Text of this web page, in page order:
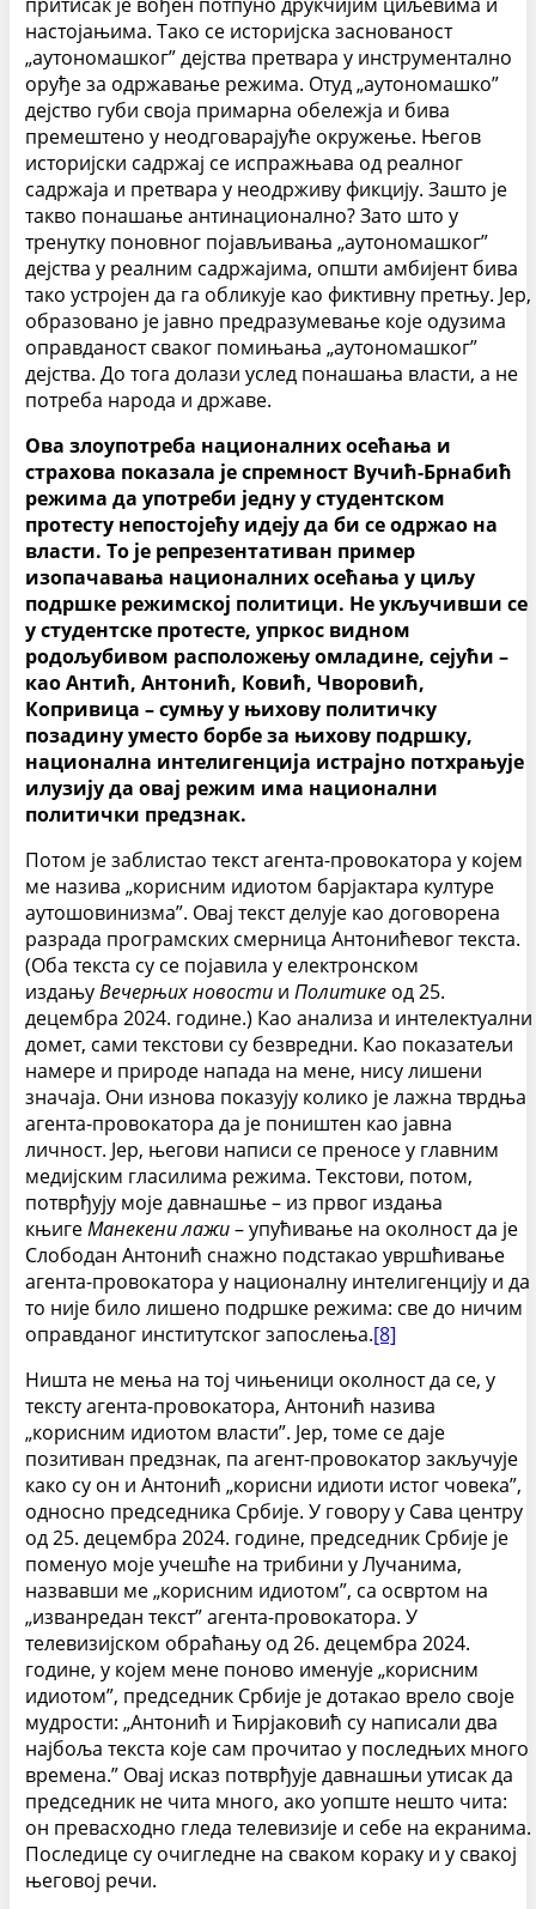
настојањима. Тако се историјска заснованост
„аутономашког” дејства претвара у инструментално
оруђе за одржавање режима. Отуд „аутономашко”
дејство губи своја примарна обележја и бива
премештено у неодговарајуће окружење. Његов
историјски садржај се испражњава од реалног
садржаја и претвара у неодрживу фикцију. Зашто је
такво понашање антинационално? Зато што у
тренутку поновног појављивања „аутономашког”
дејства у реалним садржајима, општи амбијент бива
тако устројен да га обликује као фиктивну претњу. Јер,
образовано је јавно предразумевање које одузима
оправданост сваког помињања „аутономашког”
дејства. До тога долази услед понашања власти, а не
потреба народа и државе.
Ова злоупотреба националних осећања и
страхова показала је спремност Вучић-Брнабић
режима да употреби једну у студентском
протесту непостојећу идеју да би се одржао на
власти. То је репрезентативан пример
изопачавања националних осећања у циљу
подршке режимској политици. Не укључивши се
у студентске протесте, упркос видном
родољубивом расположењу омладине, сејући –
као Антић, Антонић, Ковић, Чворовић,
Копривица – сумњу у њихову политичку
позадину уместо борбе за њихову подршку,
национална интелигенција истрајно потхрањује
илузију да овај режим има национални
политички предзнак.
Потом је заблистао текст агента-провокатора у којем
ме назива „корисним идиотом барјактара културе
аутошовинизма”. Овај текст делује као договорена
разрада програмских смерница Антонићевог текста.
(Оба текста су се појавила у електронском
издањуВечерњих новости и Политике од 25.
децембра 2024. године.) Као анализа и интелектуални
домет, сами текстови су безвредни. Као показатељи
намере и природе напада на мене, нису лишени
значаја. Они изнова показују колико је лажна тврдња
агента-провокатора да је поништен као јавна
личност. Јер, његови написи се преносе у главним
медијским гласилима режима. Текстови, потом,
потврђују моје давнашње – из првог издања
књигеМанекени лажи– упућивање на околност да је
Слободан Антонић снажно подстакао увршћивање
агента-провокатора у националну интелигенцију и да
то није било лишено подршке режима: све до ничим
оправданог институтског запослења.[8]
Ништа не мења на тој чињеници околност да се, у
тексту агента-провокатора, Антонић назива
„корисним идиотом власти”. Јер, томе се даје
позитиван предзнак, па агент-провокатор закључује
како су он и Антонић „корисни идиоти истог човека”,
односно председника Србије. У говору у Сава центру
од 25. децембра 2024. године, председник Србије је
поменуо моје учешће на трибини у Лучанима,
назвавши ме „корисним идиотом”, са освртом на
„изванредан текст” агента-провокатора. У
телевизијском обраћању од 26. децембра 2024.
године, у којем мене поново именује „корисним
идиотом”, председник Србије је дотакао врело своје
мудрости: „Антонић и Ћирјаковић су написали два
најбоља текста које сам прочитао у последњих много
времена.” Овај исказ потврђује давнашњи утисак да
председник не чита много, ако уопште нешто чита:
он превасходно гледа телевизије и себе на екранима.
Последице су очигледне на сваком кораку и у свакој
његовој речи.